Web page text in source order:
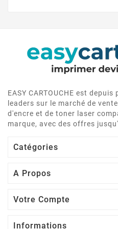
EASY CARTOUCHE est
leaders sur le marché de
d'encre et de toner laser
marque, avec des offres
Catégories
A Propos
Votre Compte
Informations